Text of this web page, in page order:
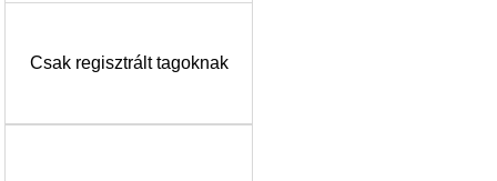
Csak regisztrált tagoknak